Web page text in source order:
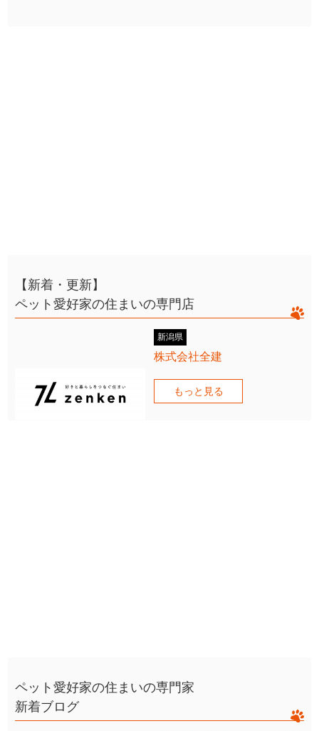
【新着・更新】
ペット愛好家の住まいの専門店
新潟県
株式会社全建
もっと見る
ペット愛好家の住まいの専門家
新着ブログ